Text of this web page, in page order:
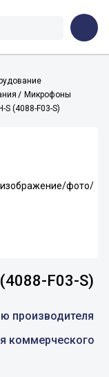
Микрофоны
S (4088-F03-S)
F03-S)
производителя
коммерческого